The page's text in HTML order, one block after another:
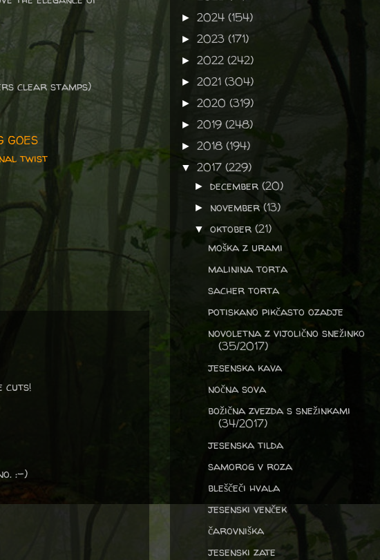
clear stamps)
GOES
twist
cuts!
:-)
► 2024 (154)
► 2023 (171)
► 2022 (242)
► 2021 (304)
► 2020 (319)
► 2019 (248)
► 2018 (194)
▼ 2017 (229)
►december(20)
► november(13)
▼oktober(21)
moška z urami
malinina torta
sacher torta
potiskano pikčasto ozadje
novoletna z vijolično snežinko
(35/2017)
jesenska kava
nočna sova
božična zvezda s snežinkami
(34/2017)
jesenska tilda
samorog v roza
bleščeči hvala
jesenski venček
čarovniška
jesenski zate